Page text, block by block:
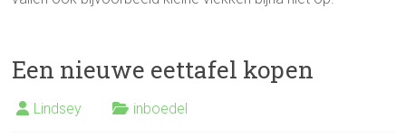
Een nieuwe eettafel kopen
Lindsey inboedel